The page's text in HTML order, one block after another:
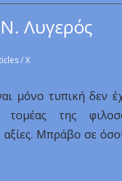
Ν. Λυγερός
/ X
μόνο τυπική δεν
τομέας της
αξίες. Μπράβο σε